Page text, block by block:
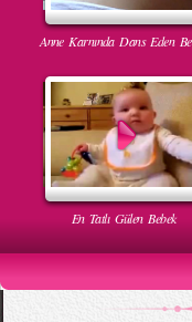
Anne Karnında Dans Eden
En Tatlı Gülen Bebek